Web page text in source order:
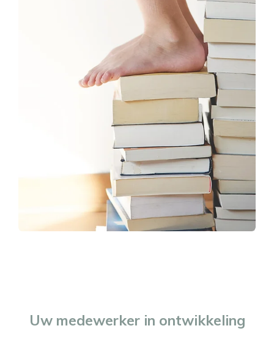
Uw medewerker in ontwikkeling